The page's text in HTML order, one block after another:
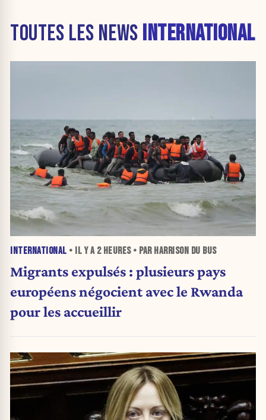
TOUTES LES NEWS INTERNATIONAL
INTERNATIONAL • IL Y A 2 HEURES• PAR HARRISON DU BUS
Migrants expulsés : plusieurs pays
européens négocient avec le Rwanda
pour les accueillir